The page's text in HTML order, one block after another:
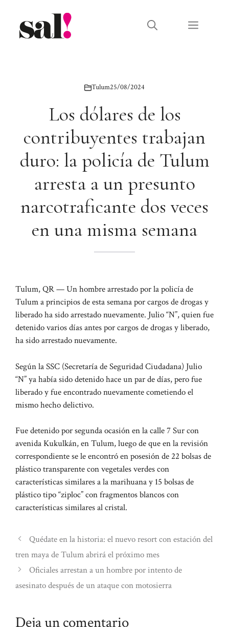
contenido
Menú
Tulum25/08/2024
Los dólares de los
contribuyentes trabajan
duro: la policía de Tulum
arresta a un presunto
narcotraficante dos veces
en una misma semana
Tulum, QR — Un hombre arrestado por la policía de
Tulum a principios de esta semana por cargos de drogas y
liberado ha sido arrestado nuevamente. Julio “N”, quien fue
detenido varios días antes por cargos de drogas y liberado,
ha sido arrestado nuevamente.
Según la SSC (Secretaría de Seguridad Ciudadana) Julio
“N” ya había sido detenido hace un par de días, pero fue
liberado y fue encontrado nuevamente cometiendo el
mismo hecho delictivo.
Fue detenido por segunda ocasión en la calle 7 Sur con
avenida Kukulkán, en Tulum, luego de que en la revisión
correspondiente se le encontró en posesión de 22 bolsas de
plástico transparente con vegetales verdes con
características similares a la marihuana y 15 bolsas de
plástico tipo “ziploc” con fragmentos blancos con
características similares al cristal.
Quédate en la historia: el nuevo resort con estación del
tren maya de Tulum abrirá el próximo mes
Oficiales arrestan a un hombre por intento de
asesinato después de un ataque con motosierra
Deja un comentario